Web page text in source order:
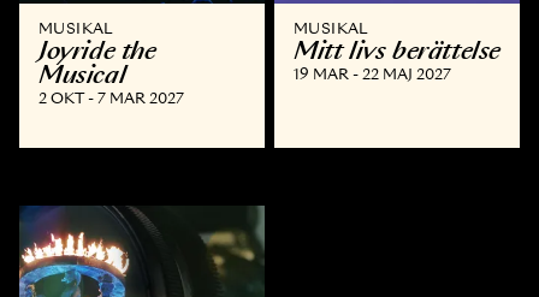
MUSIKAL
Joyride the
Musical
2 OKT - 7 MAR 2027
MUSIKAL
Mitt livs berättelse
19 MAR - 22 MAJ 2027